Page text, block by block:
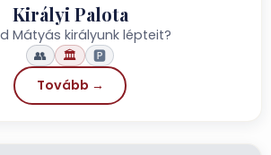
Királyi Palota
Mátyás királyunk lépteit?
👥
🏛️
🅿️
Tovább →